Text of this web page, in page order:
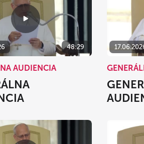
48:29
AUDIENCIA